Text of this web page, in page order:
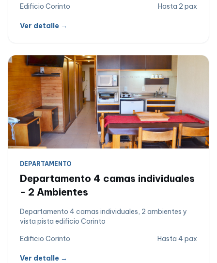
Edificio Corinto
Hasta 2 pax
Ver detalle →
DEPARTAMENTO
Departamento 4 camas individuales
- 2 Ambientes
Departamento 4 camas individuales, 2 ambientes y
vista pista edificio Corinto
Edificio Corinto
Hasta 4 pax
Ver detalle →